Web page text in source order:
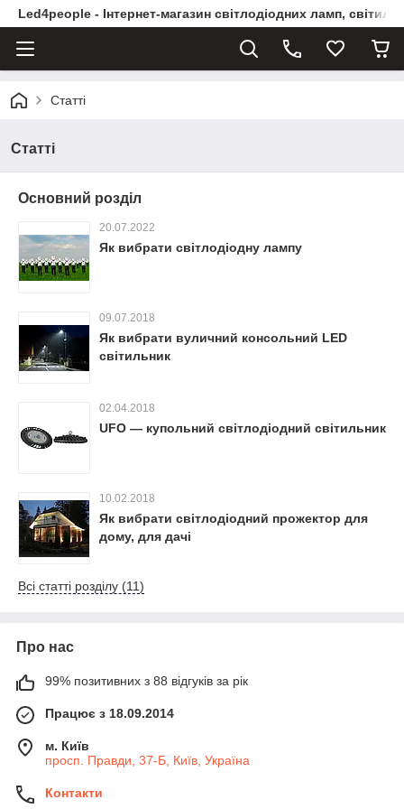
Led4people - Інтернет-магазин світлодіодних ламп,
Статті
Статті
Основний розділ
20.07.2022
Як вибрати світлодіодну лампу
09.07.2018
Як вибрати вуличний консольний LED
світильник
02.04.2018
UFO — купольний світлодіодний світильник
10.02.2018
Як вибрати світлодіодний прожектор для
дому, для дачі
Всі статті розділу (11)
Про нас
99% позитивних з 88 відгуків за рік
Працює з 18.09.2014
м. Київ
просп. Правди, 37-Б, Київ, Україна
Контакти